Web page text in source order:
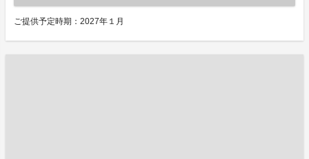
ご提供予定時期：2027年１月